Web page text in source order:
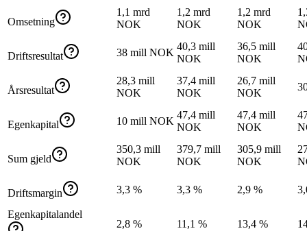
Omsetning
1,1 mrd
NOK
1,2 mrd
NOK
1,2 mrd
NOK
Driftsresultat 38 mill NOK
40,3 mill
NOK
36,5 mill
NOK
Årsresultat
28,3 mill
NOK
37,4 mill
NOK
26,7 mill
NOK
Egenkapital 10 mill NOK
47,4 mill
NOK
47,4 mill
NOK
Sum gjeld
350,3 mill
NOK
379,7 mill
NOK
305,9 mill
NOK
Driftsmargin 3,3 % 3,3 % 2,9 %
Egenkapitalandel
2,8 %
11,1 % 13,4 %